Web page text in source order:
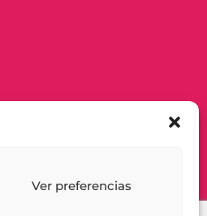
Ver preferencias